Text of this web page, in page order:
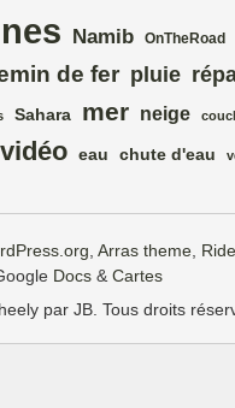
Namib OnTheRoad
de fer pluie
Sahara mer neige
vidéo eau chute d'eau
Arras theme
Docs & Cartes
par JB. Tous droits